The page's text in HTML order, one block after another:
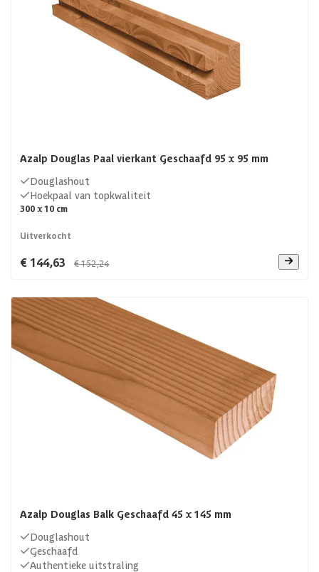
Azalp Douglas Paal vierkant Geschaafd 95 x 95 mm
Douglashout
Hoekpaal van topkwaliteit
300 x 10 cm
Uitverkocht
€ 144,63 € 152,24
Azalp Douglas Balk Geschaafd 45 x 145 mm
Douglashout
Geschaafd
Authentieke uitstraling